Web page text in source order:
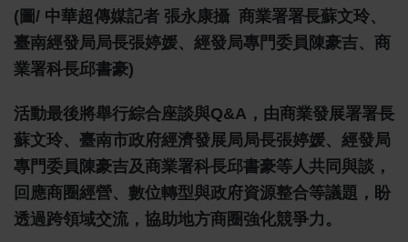
(圖/ 中華超傳媒記者 張永康攝 商業署署長蘇文玲、
臺南經發局局長張婷媛、經發局專門委員陳豪吉、商
業署科長邱書豪)
活動最後將舉行綜合座談與Q&A，由商業發展署署長
蘇文玲、臺南市政府經濟發展局局長張婷媛、經發局
專門委員陳豪吉及商業署科長邱書豪等人共同與談，
回應商圈經營、數位轉型與政府資源整合等議題，盼
透過跨領域交流，協助地方商圈強化競爭力。